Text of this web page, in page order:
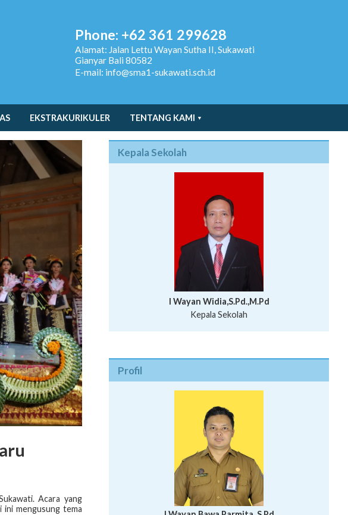
Phone: +62 361 299628
Alamat: Jalan Lettu Wayan Sutha II, Sukawati
Gianyar Bali 80582
E-mail: info@sma1-sukawati.sch.id
EKSTRAKURIKULER TENTANG KAMI
Acara yang
ini mengusung tema
Kepala Sekolah
I Wayan Widia,S.Pd.,M.Pd
Kepala Sekolah
Profil